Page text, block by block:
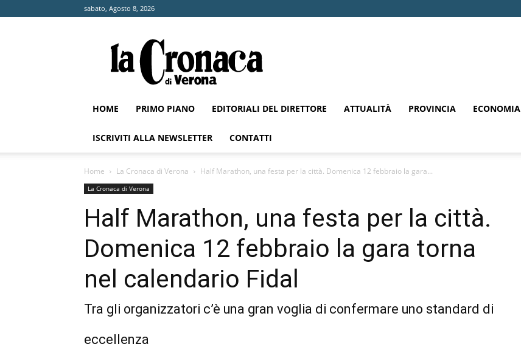
sabato, Agosto 8, 2026
Cronaca
di
Verona
HOME PRIMO PIANO EDITORIALI DEL DIRETTORE ATTUALITÀ PROVINCIA ECONOMIA
ISCRIVITI ALLA NEWSLETTER CONTATTI
Home La Cronaca di Verona Half Marathon, una festa per la città. Domenica 12 febbraio la gara...
La Cronaca di Verona
Half Marathon, una festa per la città.
Domenica 12 febbraio la gara torna
nel calendario Fidal
Tra gli organizzatori c’è una gran voglia di confermare uno standard di
eccellenza